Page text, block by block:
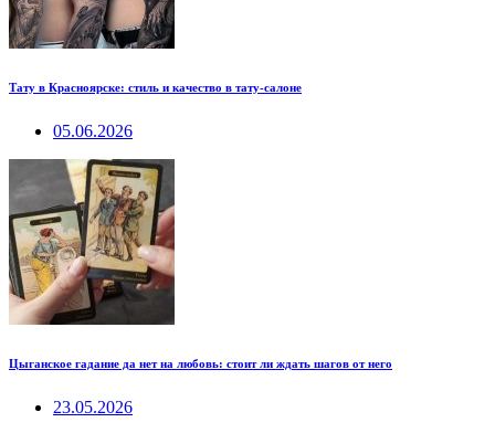
Тату в Красноярске: стиль и качество в тату-салоне
05.06.2026
Цыганское гадание да нет на любовь: стоит ли ждать шагов от него
23.05.2026